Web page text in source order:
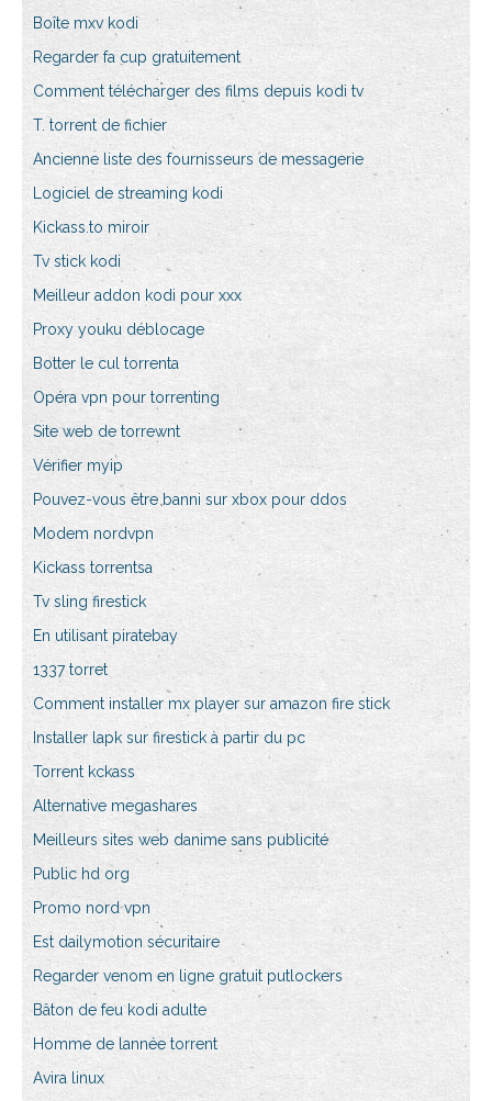
Boîte mxv kodi
Regarder fa cup gratuitement
Comment télécharger des films depuis kodi tv
T. torrent de fichier
Ancienne liste des fournisseurs de messagerie
Logiciel de streaming kodi
Kickass.to miroir
Tv stick kodi
Meilleur addon kodi pour xxx
Proxy youku déblocage
Botter le cul torrenta
Opéra vpn pour torrenting
Site web de torrewnt
Vérifier myip
Pouvez-vous être banni sur xbox pour ddos
Modem nordvpn
Kickass torrentsa
Tv sling firestick
En utilisant piratebay
1337 torret
Comment installer mx player sur amazon fire stick
Installer lapk sur firestick à partir du pc
Torrent kckass
Alternative megashares
Meilleurs sites web danime sans publicité
Public hd org
Promo nord vpn
Est dailymotion sécuritaire
Regarder venom en ligne gratuit putlockers
Bâton de feu kodi adulte
Homme de lannée torrent
Avira linux